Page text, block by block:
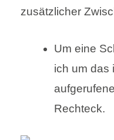
zusätzlicher
Um eine
ich um das
Rechteck.